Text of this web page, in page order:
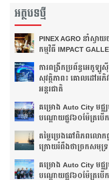
អត្ថបទថ្មី
PINEX AGRO នាំ​ស្វាយ
កម្មវិធី​ IMPACT
ការពង្រីកប្រព័ន្ធអេកូឡូ
សុវត្ថិភាព៖ គោលដៅអភិ
អន្តរជាតិ
គម្រោង Auto City មជ្
បណ្តោយផ្លូវ​​៦០ម៉ែត្រ​បើក
តម្លៃប្រេងឆៅពិភពលោក
ក្រោយរំពឹងថា​ច្រកសមុទ្
គម្រោង Auto City មជ្
បណ្តោយផ្លូវ​​៦០ម៉ែត្រ​បើក